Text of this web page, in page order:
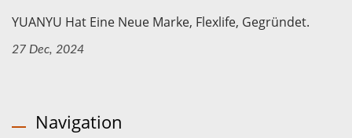
YUANYU Hat Eine Neue Marke, Flexlife, Gegründet.
27 Dec, 2024
Navigation